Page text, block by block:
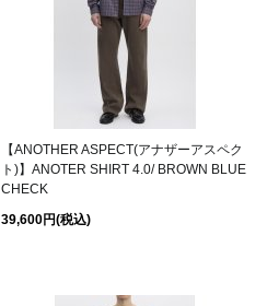
【ANOTHER ASPECT(アナザーアスペク
ト)】ANOTER SHIRT 4.0/ BROWN BLUE
CHECK
39,600円(税込)